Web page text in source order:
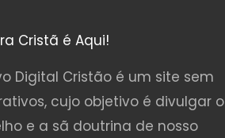
Cristã é Aqui!
Digital Cristão é um site sem
cujo objetivo é divulgar o
e a sã doutrina de nosso